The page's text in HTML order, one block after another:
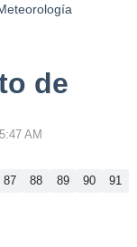
de
AM
87 88 89 90 91